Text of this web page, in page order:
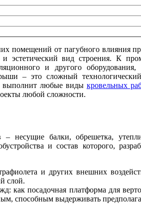
помещений от пагубного влияния
и эстетический вид строения. К
и другого
– это сложный
выполнит любые виды кровельных
любой сложности.
несущие балки, обрешетка,
и состав которого,
и других внешних
слой.
как посадочная платформа для
способным выдерживать